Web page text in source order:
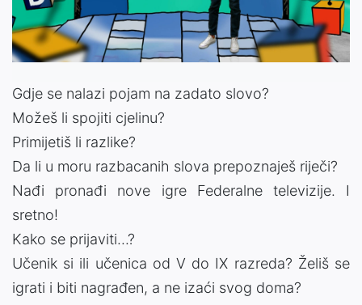
Video
Gdje se nalazi pojam na zadato slovo?
Možeš li spojiti cjelinu?
Primijetiš li razlike?
Da li u moru razbacanih slova prepoznaješ riječi?
Nađi pronađi nove igre Federalne televizije. I
sretno!
Kako se prijaviti...?
Učenik si ili učenica od V do IX razreda? Želiš se
igrati i biti nagrađen, a ne izaći svog doma?